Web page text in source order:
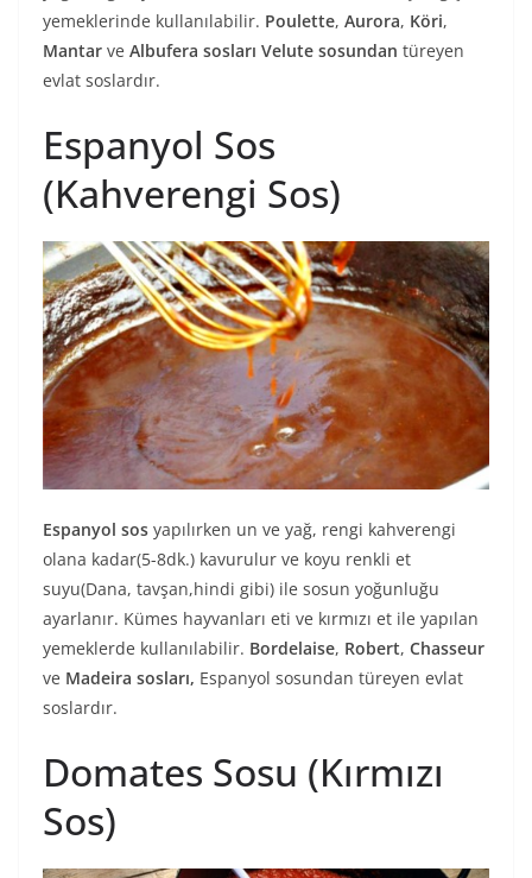
yemeklerinde kullanılabilir. Poulette, Aurora, Köri,
Mantar ve Albufera sosları Velute sosundan türeyen
evlat soslardır.
Espanyol Sos
(Kahverengi Sos)
Espanyol sos yapılırken un ve yağ, rengi kahverengi
olana kadar(5-8dk.) kavurulur ve koyu renkli et
suyu(Dana, tavşan,hindi gibi) ile sosun yoğunluğu
ayarlanır. Kümes hayvanları eti ve kırmızı et ile yapılan
yemeklerde kullanılabilir. Bordelaise, Robert, Chasseur
ve Madeira sosları, Espanyol sosundan türeyen evlat
soslardır.
Domates Sosu (Kırmızı
Sos)